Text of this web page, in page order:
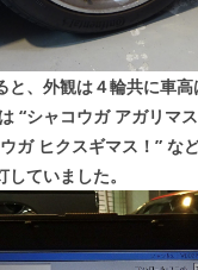
と、外観は４輪共に車
“シャコウガ アガリマ
ガ ヒクスギマス！” な
ていました。